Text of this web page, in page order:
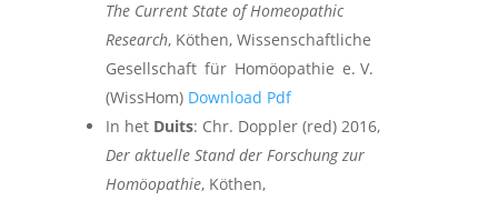
The Current State of Homeopathic
Research, Köthen, Wissenschaftliche
Gesellschaft für Homöopathie e. V.
(WissHom) Download Pdf
In het Duits: Chr. Doppler (red) 2016,
Der aktuelle Stand der Forschung zur
Homöopathie, Köthen,